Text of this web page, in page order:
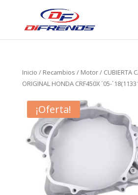
Inicio / Recambios / Motor/ CUBIERTA
ORIGINAL HONDA CRF450X ´05-
¡Oferta!